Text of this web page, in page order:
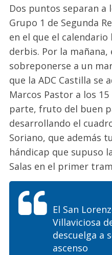
Dos puntos separan a
Grupo 1 de Segunda
en el que el calendario
derbis. Por la mañana,
sobreponerse a un
que la ADC Castilla se
Marcos Pastor a los
parte, fruto del buen
desarrollando el
Soriano, que además
hándicap que supuso
Salas en el primer
El San
Villaviciosa
descuelga a
ascenso